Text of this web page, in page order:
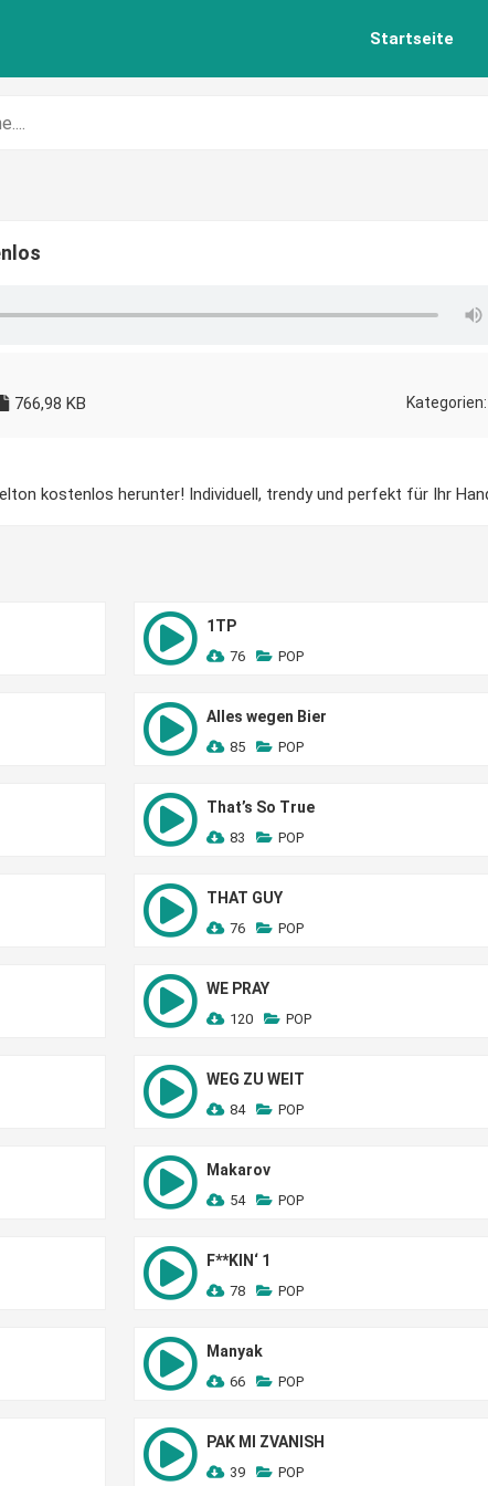
Startseite
766,98 KB Kategorien:
kostenlos herunter! Individuell, trendy und perfekt für Ihr
1TP
76 POP
Alles wegen Bier
85 POP
That’s So True
83 POP
THAT GUY
76 POP
WE PRAY
120 POP
WEG ZU WEIT
84 POP
Makarov
54 POP
F**KIN‘ 1
78 POP
Manyak
66 POP
PAK MI ZVANISH
39 POP